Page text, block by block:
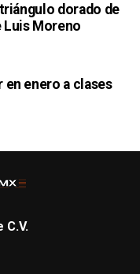
dorado de
Luis Moreno
en enero a clases
C.V.